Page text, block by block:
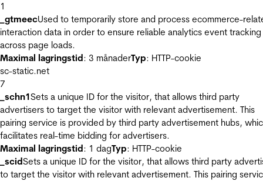
1
_gtmeecUsed to temporarily store and process ecommerce-
interaction data in order to ensure reliable analytics event tracking
across page loads.
Maximal lagringstid: 3 månaderTyp: HTTP-cookie
sc-static.net
7
_schn1Sets a unique ID for the visitor, that allows third party
advertisers to target the visitor with relevant advertisement. This
pairing service is provided by third party advertisement hubs,
facilitates real-time bidding for advertisers.
Maximal lagringstid: 1 dagTyp: HTTP-cookie
_scidSets a unique ID for the visitor, that allows third party
to target the visitor with relevant advertisement. This pairing